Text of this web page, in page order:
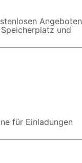
Angeboten
und
für Einladungen